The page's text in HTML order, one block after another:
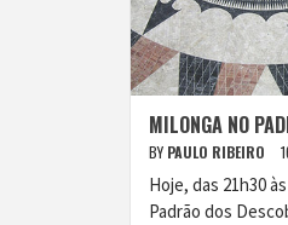
MILONGA NO
BY PAULO RIBEIRO
Hoje, das 21h30
Padrão dos